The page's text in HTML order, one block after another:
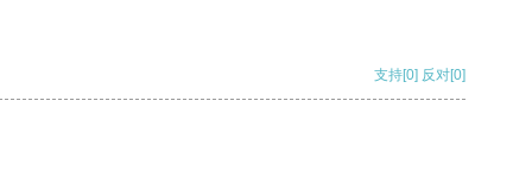
支持[0] 反对[0]